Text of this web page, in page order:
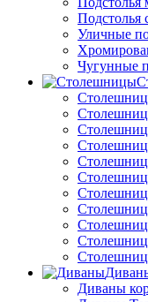
Подстолья
Уличные
Чугунные
Диваны